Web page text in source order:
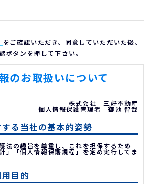
をご確認いただき、同意していただいた後、
ボタンを押して下さい。
のお取扱いについて
株式会社 三好不動産
個人情報保護管理者 御池 智哉
る当社の基本的姿勢
法の趣旨を尊重し、これを担保するため
」「個人情報保護規程」を定め実行してま
目的